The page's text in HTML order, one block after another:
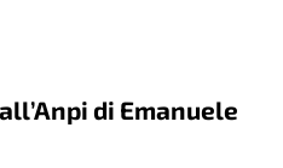
di Emanuele